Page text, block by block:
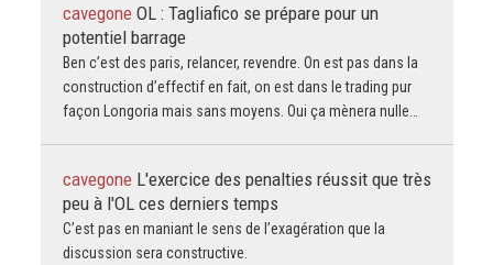
cavegone OL : Tagliafico se prépare pour un
potentiel barrage
Ben c’est des paris, relancer, revendre. On est pas dans la
construction d’effectif en fait, on est dans le trading pur
façon Longoria mais sans moyens. Oui ça mènera nulle…
cavegone L'exercice des penalties réussit que très
peu à l'OL ces derniers temps
C’est pas en maniant le sens de l’exagération que la
discussion sera constructive.